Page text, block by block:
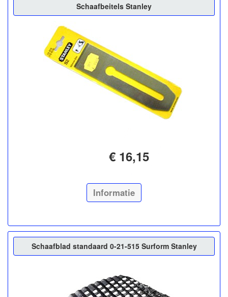
Schaafbeitels Stanley
€ 16,15
Informatie
Schaafblad standaard 0-21-515 Surform Stanley